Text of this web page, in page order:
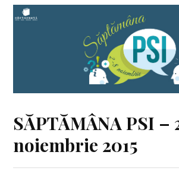
SĂPTĂMÂNA PSI –
noiembrie 2015